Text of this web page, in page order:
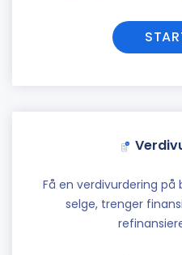
Få en verdivurdering på
selge, trenger